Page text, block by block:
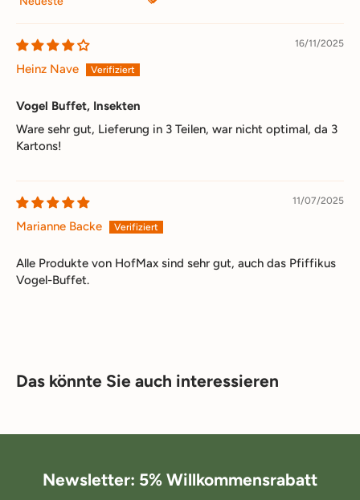
Sort by
16/11/2025
Heinz Nave
Vogel Buffet, Insekten
Ware sehr gut, Lieferung in 3 Teilen, war nicht optimal, da 3
Kartons!
11/07/2025
Marianne Backe
Alle Produkte von HofMax sind sehr gut, auch das Pfiffikus
Vogel-Buffet.
Das könnte Sie auch interessieren
Newsletter: 5% Willkommensrabatt